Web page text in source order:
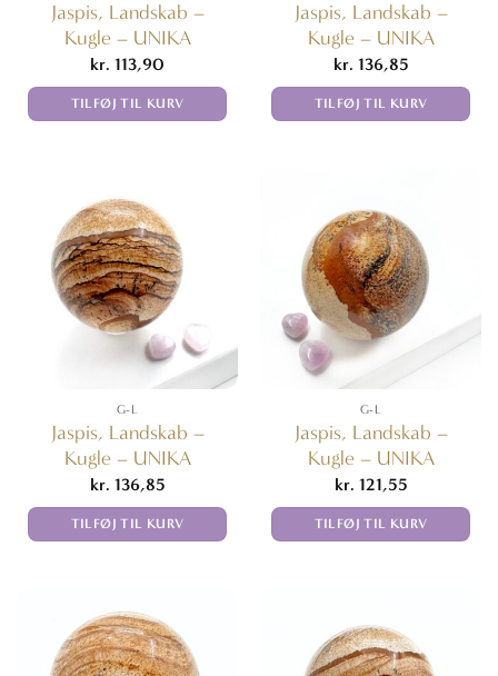
Jaspis, Landskab –
Kugle – UNIKA
kr. 113,90
TILFØJ TIL KURV
Jaspis, Landskab –
Kugle – UNIKA
kr. 136,85
TILFØJ TIL KURV
G-L
Jaspis, Landskab –
Kugle – UNIKA
kr. 136,85
TILFØJ TIL KURV
G-L
Jaspis, Landskab –
Kugle – UNIKA
kr. 121,55
TILFØJ TIL KURV